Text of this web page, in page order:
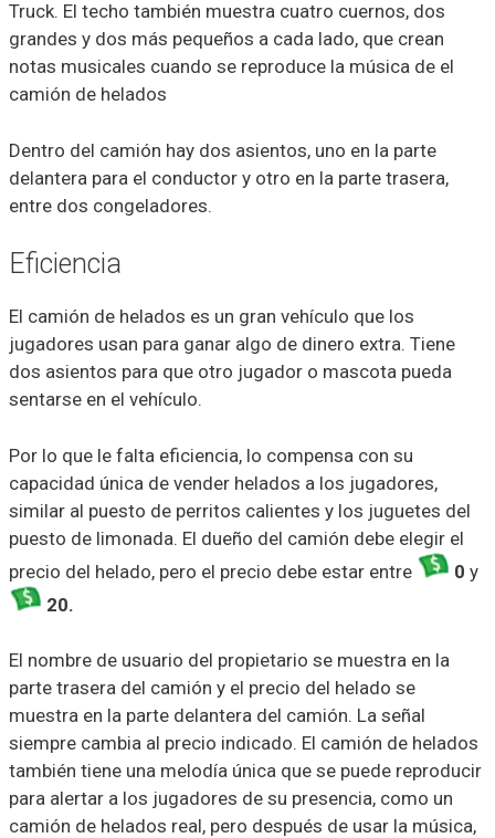
Truck. El techo también muestra cuatro cuernos, dos
grandes y dos más pequeños a cada lado, que crean
notas musicales cuando se reproduce la música de el
camión de helados
Dentro del camión hay dos asientos, uno en la parte
delantera para el conductor y otro en la parte trasera,
entre dos congeladores.
Eficiencia
El camión de helados es un gran vehículo que los
jugadores usan para ganar algo de dinero extra. Tiene
dos asientos para que otro jugador o mascota pueda
sentarse en el vehículo.
Por lo que le falta eficiencia, lo compensa con su
capacidad única de vender helados a los jugadores,
similar al puesto de perritos calientes y los juguetes del
puesto de limonada. El dueño del camión debe elegir el
precio del helado, pero el precio debe estar entre
0 y
20.
El nombre de usuario del propietario se muestra en la
parte trasera del camión y el precio del helado se
muestra en la parte delantera del camión. La señal
siempre cambia al precio indicado. El camión de helados
también tiene una melodía única que se puede reproducir
para alertar a los jugadores de su presencia, como un
camión de helados real, pero después de usar la música,